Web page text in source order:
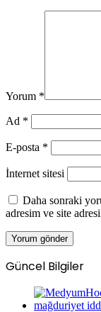
Yorum *
Ad *
E-posta *
İnternet sitesi
Daha sonraki
adresim ve site
Güncel Bilgiler